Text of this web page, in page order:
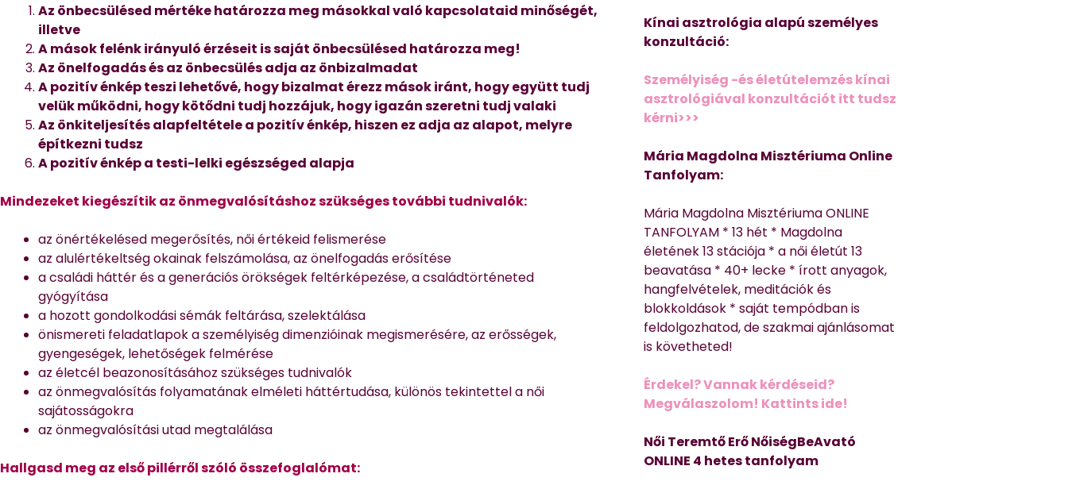
Az önbecsülésed mértéke határozza meg másokkal való kapcsolataid minőségét,
illetve
A mások felénk irányuló érzéseit is saját önbecsülésed határozza meg!
Az önelfogadás és az önbecsülés adja az önbizalmadat
A pozitív énkép teszi lehetővé, hogy bizalmat érezz mások iránt, hogy együtt tudj
velük működni, hogy kötődni tudj hozzájuk, hogy igazán szeretni tudj valaki
Az önkiteljesítés alapfeltétele a pozitív énkép, hiszen ez adja az alapot, melyre
építkezni tudsz
A pozitív énkép a testi-lelki egészséged alapja
Mindezeket kiegészítik az önmegvalósításhoz szükséges további tudnivalók:
az önértékelésed megerősítés, női értékeid felismerése
az alulértékeltség okainak felszámolása, az önelfogadás erősítése
a családi háttér és a generációs örökségek feltérképezése, a családtörténeted
gyógyítása
a hozott gondolkodási sémák feltárása, szelektálása
önismereti feladatlapok a személyiség dimenzióinak megismerésére, az erősségek,
gyengeségek, lehetőségek felmérése
az életcél beazonosításához szükséges tudnivalók
az önmegvalósítás folyamatának elméleti háttértudása, különös tekintettel a női
sajátosságokra
az önmegvalósítási utad megtalálása
Hallgasd meg az első pillérről szóló összefoglalómat:
Kínai asztrológia alapú személyes
konzultáció:
Személyiség -és életútelemzés kínai
asztrológiával konzultációt itt tudsz
kérni>>>
Mária Magdolna Misztériuma Online
Tanfolyam:
Mária Magdolna Misztériuma ONLINE
TANFOLYAM * 13 hét * Magdolna
életének 13 stációja * a női életút 13
beavatása * 40+ lecke * írott anyagok,
hangfelvételek, meditációk és
blokkoldások * saját tempódban is
feldolgozhatod, de szakmai ajánlásomat
is követheted!
Érdekel? Vannak kérdéseid?
Megválaszolom! Kattints ide!
Női Teremtő Erő NőiségBeAvató
ONLINE 4 hetes tanfolyam